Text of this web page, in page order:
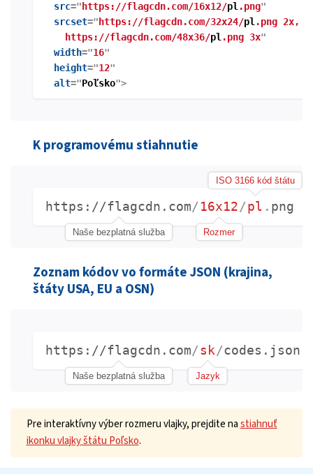
src=" https://flagcdn.com/16x12/pl .png"
srcset=" https://flagcdn.com/32x24/pl .png 2x,
https://flagcdn.com/48x36/pl .png 3x"
width="16"
height="12"
alt="Poľsko">
K programovému stiahnutie
https://flagcdn.com
Naše bezplatná služba
/16x12
Rozmer
/pl
ISO 3166 kód štátu
. png
Zoznam kódov vo formáte JSON (krajina,
štáty USA, EU a OSN)
https://flagcdn.com
Naše bezplatná služba
/sk
Jazyk
/codes.json
Pre interaktívny výber rozmeru vlajky, prejdite nastiahnuť
ikonku vlajky štátu Poľsko.